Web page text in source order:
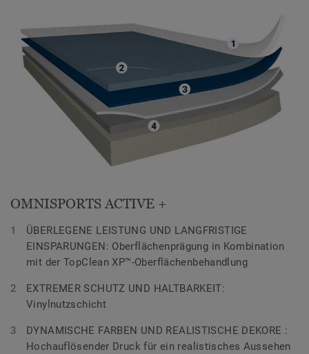
OMNISPORTS ACTIVE +
ÜBERLEGENE LEISTUNG UND LANGFRISTIGE
EINSPARUNGEN: Oberflächenprägung in Kombination
mit der TopClean XP™-Oberflächenbehandlung
EXTREMER SCHUTZ UND HALTBARKEIT:
Vinylnutzschicht
DYNAMISCHE FARBEN UND REALISTISCHE DEKORE :
Hochauflösender Druck für ein realistisches Aussehen